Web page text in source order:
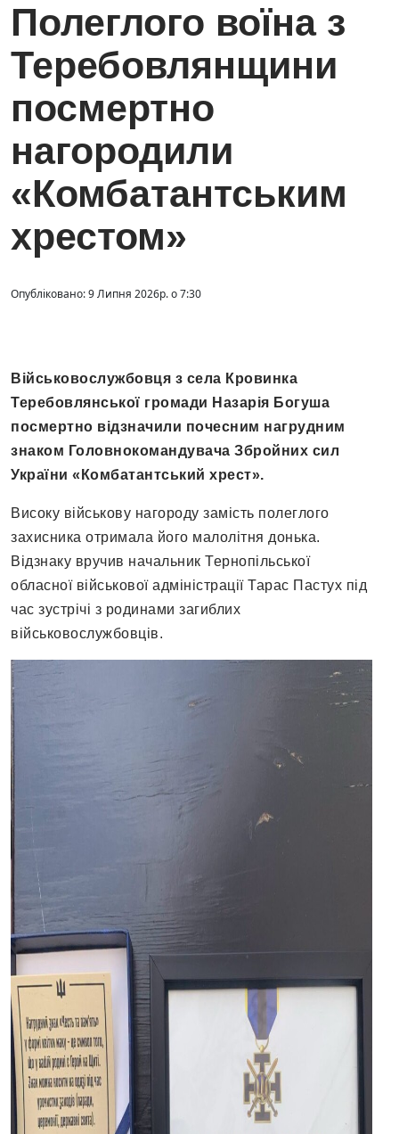
Полеглого воїна з
Теребовлянщини
посмертно
нагородили
«Комбатантським
хрестом»
Опубліковано: 9 Липня 2026р. о 7:30
Військовослужбовця з села Кровинка
Теребовлянської громади Назарія Богуша
посмертно відзначили почесним нагрудним
знаком Головнокомандувача Збройних сил
України «Комбатантський хрест».
Високу військову нагороду замість полеглого
захисника отримала його малолітня донька.
Відзнаку вручив начальник Тернопільської
обласної військової адміністрації Тарас Пастух під
час зустрічі з родинами загиблих
військовослужбовців.